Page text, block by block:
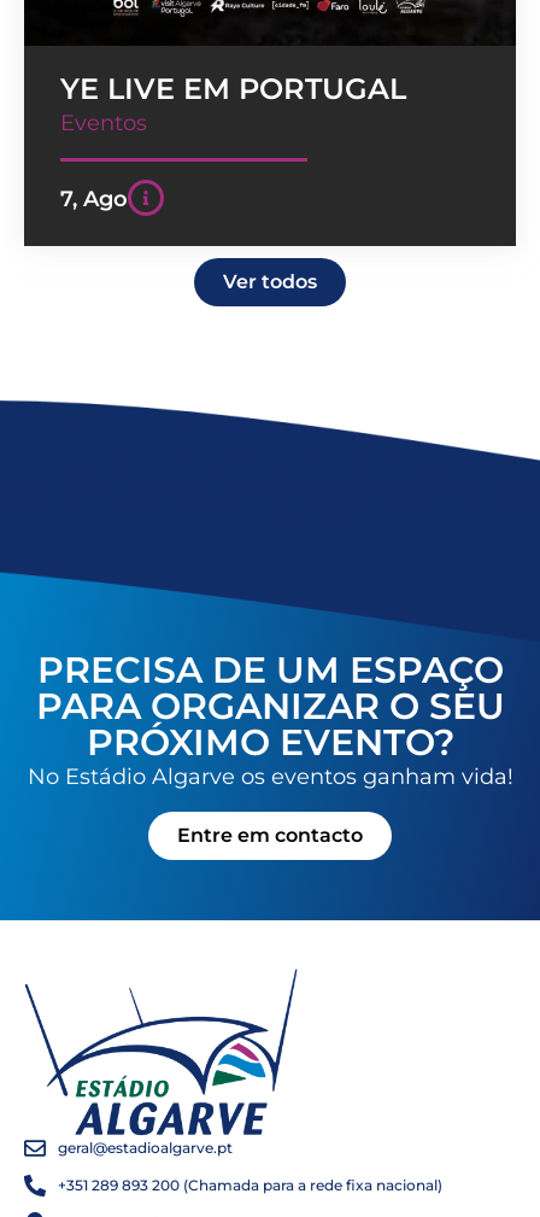
YE LIVE EM PORTUGAL
Eventos
7, Ago
Ver todos
PRECISA DE UM ESPAÇO
PARA ORGANIZAR O SEU
PRÓXIMO EVENTO?
No Estádio Algarve os eventos ganham vida!
Entre em contacto
geral@estadioalgarve.pt
+351 289 893 200 (Chamada para a rede fixa nacional)